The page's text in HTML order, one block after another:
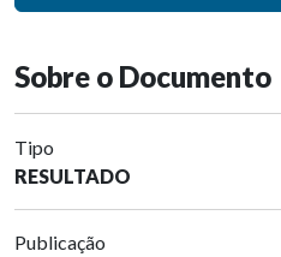
Sobre o Documento
Tipo
RESULTADO
Publicação